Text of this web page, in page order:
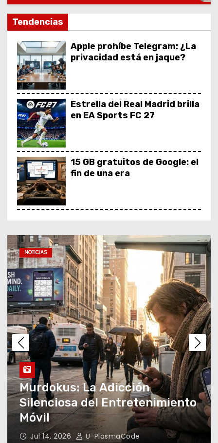
Tendencias
Apple prohíbe Telegram: ¿La
privacidad está en jaque?
Estrella del Real Madrid brilla
en EA Sports FC 27
15 GB gratuitos de Google: el
fin de una era
2023
Murdokus: La Adicción
Silenciosa del
Entretenimiento Móvil
Revolución en WhatsApp:
Adiós a tu Privacidad en
Línea
Gemini Spark: Revolución
Inteligente en tu Mac
Asombroso!
NOTICIAS
Revolución en WhatsApp:
Adiós a tu Privacidad en Línea
Jul 7, 2026 U-PlasmaCode